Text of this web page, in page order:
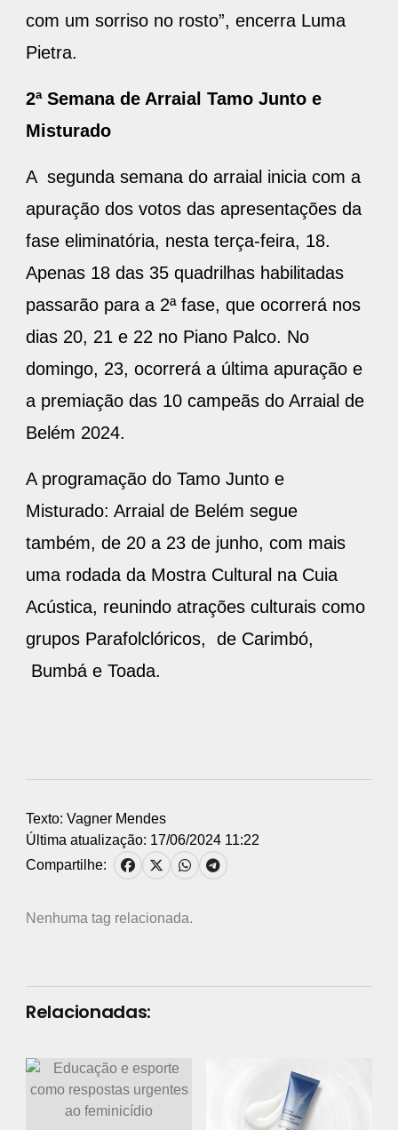
com um sorriso no rosto”, encerra Luma
Pietra.
2ª Semana de Arraial Tamo Junto e
Misturado
A segunda semana do arraial inicia com a
apuração dos votos das apresentações da
fase eliminatória, nesta terça-feira, 18.
Apenas 18 das 35 quadrilhas habilitadas
passarão para a 2ª fase, que ocorrerá nos
dias 20, 21 e 22 no Piano Palco. No
domingo, 23, ocorrerá a última apuração e
a premiação das 10 campeãs do Arraial de
Belém 2024.
A programação do Tamo Junto e
Misturado: Arraial de Belém segue
também, de 20 a 23 de junho, com mais
uma rodada da Mostra Cultural na Cuia
Acústica, reunindo atrações culturais como
grupos Parafolclóricos, de Carimbó,
Bumbá e Toada.
Texto: Vagner Mendes
Última atualização: 17/06/2024 11:22
Compartilhe:
Nenhuma tag relacionada.
Relacionadas: